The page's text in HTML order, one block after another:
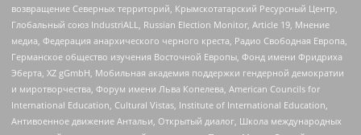
возвращение Северных территорий, Крымскотатарский Ресурсный Центр,
Глобальный союз IndustriALL, Russian Election Monitor, Article 19, Мнение
медиа, Федерация анархического черного креста, Радио Свободная Европа,
Германское общество изучения Восточной Европы, Фонд имени Фридриха
Эберта, XZ gGmbH, Мобильная академия поддержки гендерной демократии
и миротворчества, Форум имени Льва Копелева, American Councils for
International Education, Cultural Vistas, Institute of International Education,
Антивоенное движение Антальи, Открытый диалог, Школа международных